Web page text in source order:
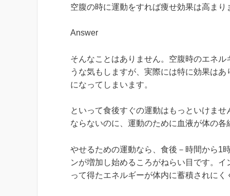
空腹の時に運動をすれば痩せ効果は高まり
Answer
そんなことはありません。空腹時のエネ
うな気もしますが、実際には特に効果は
になってしまいます。
といって食後すぐの運動はもっといけま
ならないのに、運動のために血液が体の
やせるための運動なら、食後－時間から1
ンが増加し始めるころがねらい目です。
って得たエネルギーが体内に蓄積されにく